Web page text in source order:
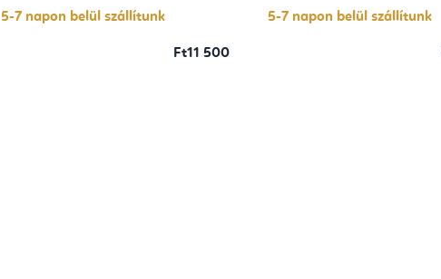
5-7 napon belül szállítunk
Ft11 500
5-7 napon belül szállítunk